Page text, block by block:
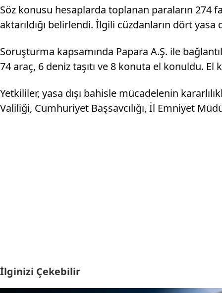
Söz konusu hesaplarda toplanan paraların 274
aktarıldığı belirlendi. İlgili cüzdanların dört
Soruşturma kapsamında Papara A.Ş. ile
74 araç, 6 deniz taşıtı ve 8 konuta el konuldu.
Yetkililer, yasa dışı bahisle mücadelenin
Valiliği, Cumhuriyet Başsavcılığı, İl Emniyet
İlginizi Çekebilir